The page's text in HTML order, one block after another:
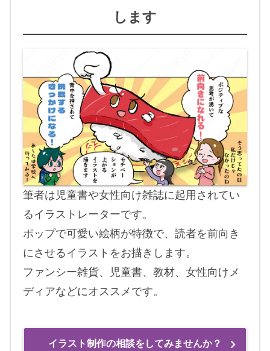
します
筆者は児童書や女性向け雑誌に起用されてい
るイラストレーターです。
ポップで可愛い絵柄が特徴で、読者を前向き
にさせるイラストをお描きします。
ファンシー雑貨、児童書、教材、女性向けメ
ディアなどにオススメです。
イラスト制作の相談をしてみませんか？